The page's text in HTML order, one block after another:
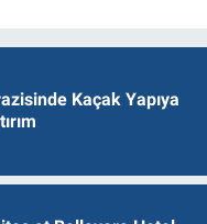
Kaçak Yapıya